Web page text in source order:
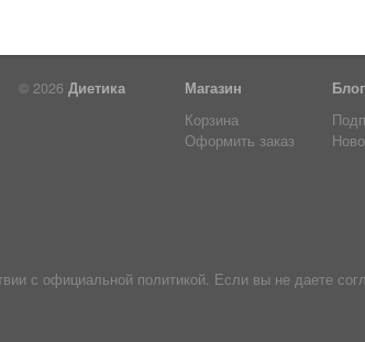
© 2026 Диетика
Магазин
Корзина
Оформить заказ
Блог
с официальной политикой. Если вы не даете